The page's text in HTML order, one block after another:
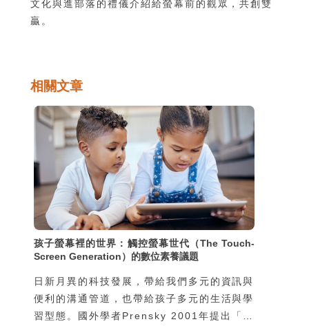
文化與進部落的禮儀介紹給螢幕前的觀眾，共創雙
贏。
相關文章
孩子螢幕裡的世界：觸控螢幕世代（The Touch-
Screen Generation）的數位素養議題
日新月異的科技發展，帶給我們多元的資訊與
便利的溝通管道，也帶給孩子多元的生活與學
習型態。國外學者Prensky 2001年提出「數